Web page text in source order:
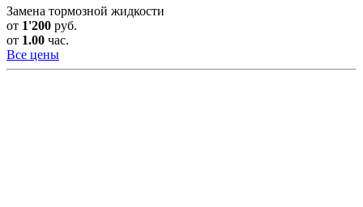
Замена тормозной жидкости
от 1'200 руб.
от 1.00 час.
Все цены